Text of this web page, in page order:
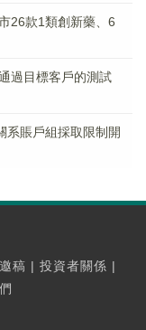
26款1類創新藥、6
過目標客戶的測試
系賬戶組採取限制開
稿 | 投資者關係 |